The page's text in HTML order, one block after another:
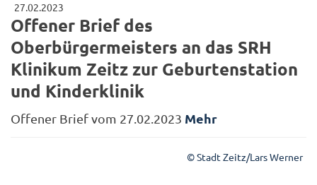
27.02.2023
Offener Brief des
Oberbürgermeisters an das SRH
Klinikum Zeitz zur Geburtenstation
und Kinderklinik
Offener Brief vom 27.02.2023 Mehr
© Stadt Zeitz/Lars Werner